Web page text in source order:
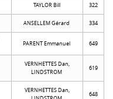
TAYLOR Bill 322
ANSELLEM Gérard 334
PARENT Emmanuel 649
VERNHETTES Dan,
LINDSTROM
619
VERNHETTES Dan,
648